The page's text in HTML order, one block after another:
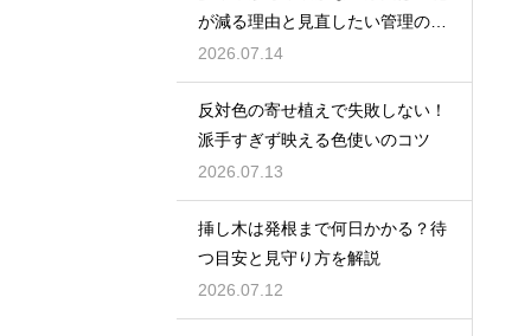
が減る理由と見直したい管理のコ
ツ
2026.07.14
反対色の寄せ植えで失敗しない！
派手すぎず映える色使いのコツ
2026.07.13
挿し木は発根まで何日かかる？待
つ目安と見守り方を解説
2026.07.12